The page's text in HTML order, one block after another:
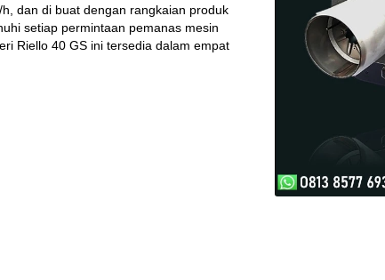
dan di buat dengan rangkaian produk
setiap permintaan pemanas mesin
Riello 40 GS ini tersedia dalam empat